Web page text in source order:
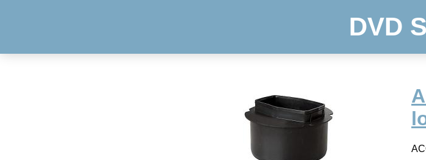
DVD